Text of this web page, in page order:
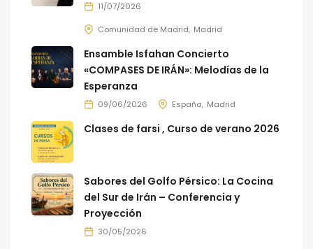
11/07/2026
Comunidad de Madrid Madrid
Ensamble Isfahan Concierto
«COMPASES DE IRÁN»: Melodías de la
Esperanza
09/06/2026 España Madrid
Clases de farsi , Curso de verano 2026
Sabores del Golfo Pérsico: La Cocina
del Sur de Irán – Conferencia y
Proyección
30/05/2026